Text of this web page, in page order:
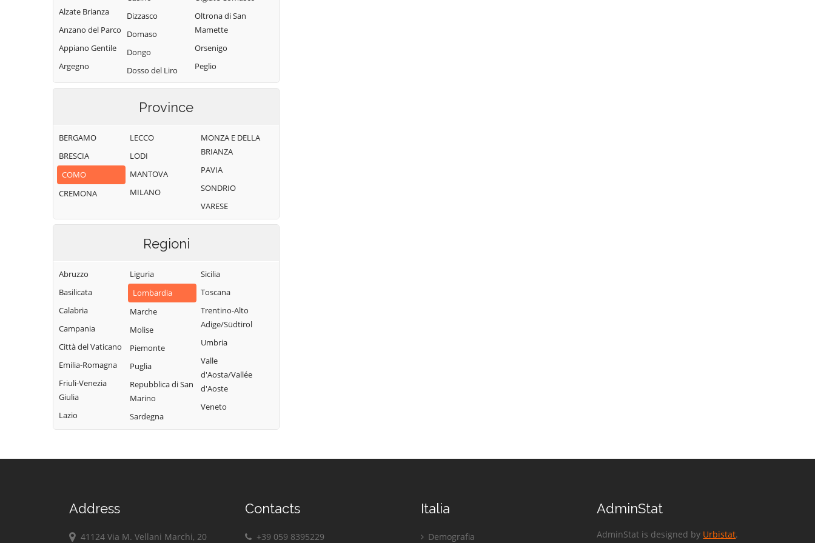
Alzate Brianza
Anzano del Parco
Appiano Gentile
Argegno
Arosio
Bellagio
Bene Lario
Beregazzo con
Figliaro
Bizzarone
Bregnano
Brenna
Brienno
Brunate
Bulgarograsso
Cabiate
Cadorago
Canzo
Carate Urio
Carbonate
Dizzasco
Domaso
Dongo
Dosso del Liro
Erba
Eupilio
Faloppio
Fenegrò
Figino Serenza
Fino Mornasco
Grandate
Grandola ed Uniti
Gravedona ed
Uniti
Laino
Lambrugo
Lasnigo
Lomazzo
Oltrona di San
Mamette
Orsenigo
Peglio
Pianello del Lario
Pognana Lario
Ponna
Ponte Lambro
Porlezza
Proserpio
Rovellasca
Rovello Porro
Sala Comacina
San Bartolomeo
San Fermo della
Battaglia
San Nazzaro Val
Province
BERGAMO
BRESCIA
COMO
CREMONA
LECCO
LODI
MANTOVA
MILANO
MONZA E DELLA
BRIANZA
PAVIA
SONDRIO
VARESE
Regioni
Abruzzo
Basilicata
Calabria
Campania
Città del Vaticano
Emilia-Romagna
Friuli-Venezia
Giulia
Lazio
Liguria
Lombardia
Marche
Molise
Piemonte
Puglia
Repubblica di San
Marino
Sardegna
Sicilia
Toscana
Trentino-Alto
Adige/Südtirol
Umbria
Valle
d'Aosta/Vallée
d'Aoste
Veneto
Address
41124 Via M. Vellani Marchi, 20
Contacts
+39 059 8395229
Italia
Demografia
AdminStat
AdminStat is designed by Urbistat.